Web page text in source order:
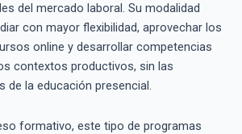
del mercado laboral. Su modalidad
con mayor flexibilidad, aprovechar los
online y desarrollar competencias
contextos productivos, sin las
de la educación presencial.
formativo, este tipo de programas